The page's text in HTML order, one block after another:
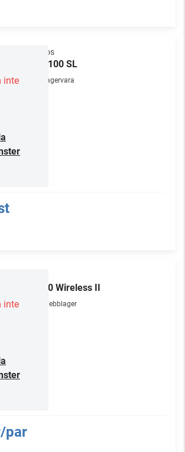
inte
Sonos
Era 100 SL
Lagervara
inte
LS50 Wireless II
Webblager
par